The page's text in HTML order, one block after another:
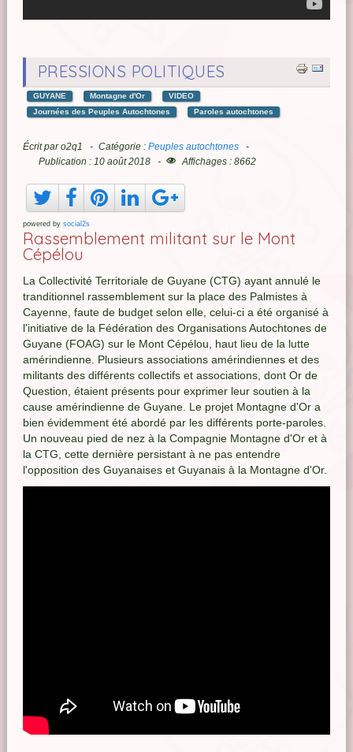
PRESSIONS POLITIQUES
GUYANE Montagne d'Or
VIDEO
Journées des Peuples Autochtones
Paroles autochtones
Écrit paro2q1 Catégorie : Peuples autochtones
Publication : 10 août 2018
Affichages : 8662
powered by social2s
Rassemblement militant sur le Mont
Cépélou
La Collectivité Territoriale de Guyane (CTG) ayant annulé le
tranditionnel rassemblement sur la place des Palmistes à
Cayenne, faute de budget selon elle, celui-ci a été organisé à
l'initiative de la Fédération des Organisations Autochtones de
Guyane (FOAG) sur le Mont Cépélou, haut lieu de la lutte
amérindienne. Plusieurs associations amérindiennes et des
militants des différents collectifs et associations, dont Or de
Question, étaient présents pour exprimer leur soutien à la
cause amérindienne de Guyane. Le projet Montagne d'Or a
bien évidemment été abordé par les différents porte-paroles.
Un nouveau pied de nez à la Compagnie Montagne d'Or et à
la CTG, cette dernière persistant à ne pas entendre
l'opposition des Guyanaises et Guyanais à la Montagne d'Or.